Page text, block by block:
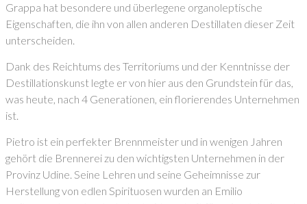
Grappa hat besondere und überlegene organoleptische
Eigenschaften, die ihn von allen anderen Destillaten dieser Zeit
unterscheiden.
Dank des Reichtums des Territoriums und der Kenntnisse der
Destillationskunst legte er von hier aus den Grundstein für das,
was heute, nach 4 Generationen, ein florierendes Unternehmen
ist.
Pietro ist ein perfekter Brennmeister und in wenigen Jahren
gehört die Brennerei zu den wichtigsten Unternehmen in der
Provinz Udine. Seine Lehren und seine Geheimnisse zur
Herstellung von edlen Spirituosen wurden an Emilio